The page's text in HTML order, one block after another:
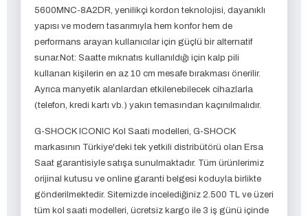
5600MNC-8A2DR, yenilikçi kordon teknolojisi, dayanıklı
yapısı ve modern tasarımıyla hem konfor hem de
performans arayan kullanıcılar için güçlü bir alternatif
sunar.Not: Saatte mıknatıs kullanıldığı için kalp pili
kullanan kişilerin en az 10 cm mesafe bırakması önerilir.
Ayrıca manyetik alanlardan etkilenebilecek cihazlarla
(telefon, kredi kartı vb.) yakın temasından kaçınılmalıdır.
G-SHOCK ICONIC Kol Saati modelleri, G-SHOCK
markasının Türkiye'deki tek yetkili distribütörü olan Ersa
Saat garantisiyle satışa sunulmaktadır. Tüm ürünlerimiz
orijinal kutusu ve online garanti belgesi koduyla birlikte
gönderilmektedir. Sitemizde incelediğiniz 2.500 TL ve üzeri
tüm kol saati modelleri, ücretsiz kargo ile 3 iş günü içinde